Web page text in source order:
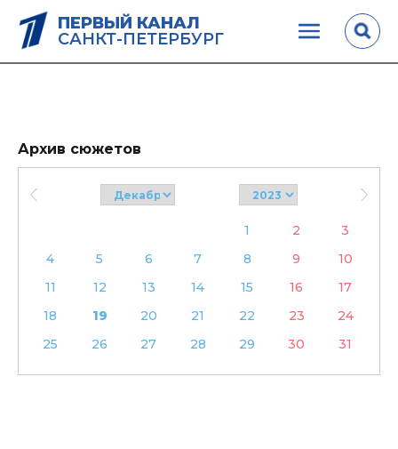
ПЕРВЫЙ КАНАЛ
САНКТ-ПЕТЕРБУРГ
Архив сюжетов
1 2
3
4
5 6 7 8 9
10
11
12 13 14 15 16
17
18
19 20 21 22 23
24
25
26 27 28 29 30 31